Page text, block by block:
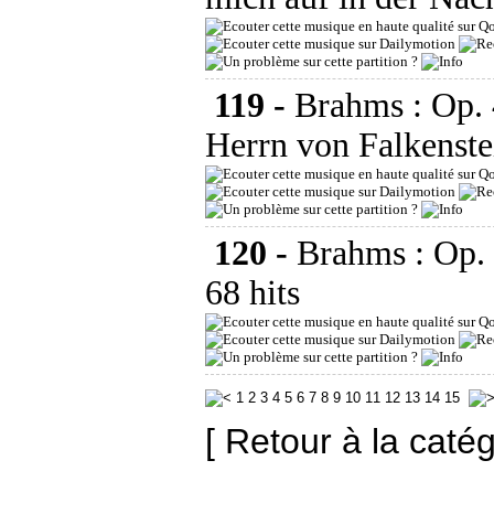
119 - Brahms :
Herrn von
120 - Brahms :
68 hits
1 2 3 4 5 6 7 8 9 10 11 12 13 14 15
[ Retour à la